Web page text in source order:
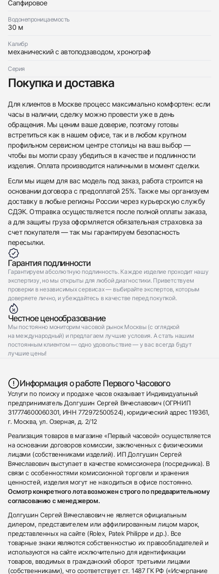
Сапфировое
Водонепроницаемость
30 м
Калибр
механический с автоподзаводом, хронограф
Серия
Покупка и доставка
Для клиентов в Москве процесс максимально комфортен: если
часы в наличии, сделку можно провести уже в день
обращения. Мы ценим ваше доверие, поэтому готовы
встретиться как в нашем офисе, так и в любом крупном
профильном сервисном центре столицы на ваш выбор —
чтобы вы могли сразу убедиться в качестве и подлинности
изделия. Оплата производится наличными в момент сделки.
Если мы ищем для вас модель под заказ, работа строится на
основании договора с предоплатой 25%. Также мы организуем
доставку в любые регионы России через курьерскую службу
СДЭК. Отправка осуществляется после полной оплаты заказа,
а для защиты груза оформляется обязательная страховка за
счет покупателя — так мы гарантируем безопасность
пересылки.
Гарантия подлинности
Гарантируем абсолютную подлинность. Каждое изделие проходит нашу
экспертизу, но мы открыты для любой диагностики. Приветствуем
проверки в независимых сервисах — выбирайте экспертов, которым
доверяете лично, и убеждайтесь в качестве перед покупкой.
Честное ценообразование
Мы постоянно мониторим часовой рынок Москвы (с оглядкой
на международный) и предлагаем лучшие условия. А стать нашим
постоянным клиентом — одно удовольствие — у вас всегда будут
лучшие цены!
Информация о работе Первого Часового
Услуги по поиску и продаже часов оказывает Индивидуальный
предприниматель Долгушин Сергей Вячеславович (ОГРНИП
317774600060301, ИНН 772972500524), юридический адрес 119361,
г. Москва, ул. Озерная, д. 2/12
Реализация товаров в магазине «Первый часовой» осуществляется
на основании договоров комиссии, заключенных с физическими
лицами (собственниками изделий). ИП Долгушин Сергей
Вячеславович выступает в качестве комиссионера (посредника). В
связи с особенностями комиссионной торговли и хранения
ценностей, изделия могут не находиться в офисе постоянно.
Осмотр конкретного лота возможен строго по предварительному
согласованию с менеджером.
Долгушин Сергей Вячеславович не является официальным
дилером, представителем или аффилированным лицом марок,
представленных на сайте (Rolex, Patek Philippe и др.). Все
товарные знаки являются собственностью их правообладателей и
используются на сайте исключительно для идентификации
товаров, вводимых в гражданский оборот третьими лицами
(собственниками), что соответствует ст. 1487 ГК РФ («Исчерпание
Приложите фото ваших часов…
Отправить заявку